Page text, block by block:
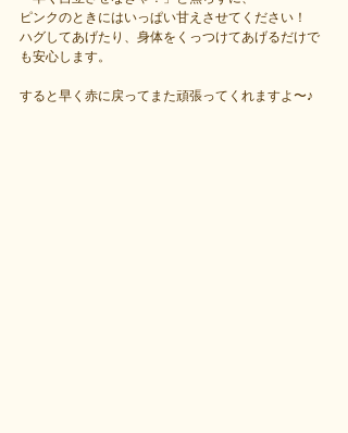
ピンクのときにはいっぱい甘えさせてください！
ハグしてあげたり、身体をくっつけてあげるだけで
も安心します。
すると早く赤に戻ってまた頑張ってくれますよ〜♪